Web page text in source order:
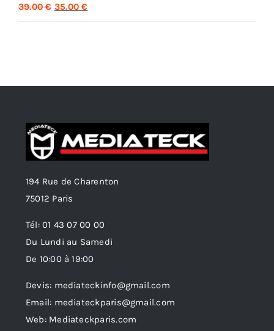
39.00€ Le
35.00€
194 Rue de Charenton
75012 Paris
Tél: 01 43 07 00 00
Du Lundi au Samedi
De 10:00 à 19:00
Devis: mediateckinfo@gmail.com
Email: mediateckparis@gmail.com
Web: Mediateckparis.com